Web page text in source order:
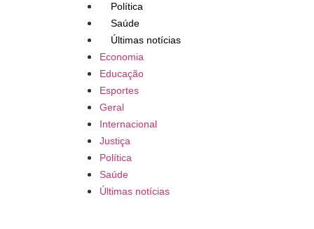
Política
Saúde
Últimas notícias
Economia
Educação
Esportes
Geral
Internacional
Justiça
Política
Saúde
Últimas notícias